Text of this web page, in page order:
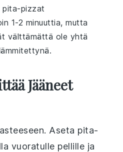
pita-pizzat
1-2 minuuttia, mutta
välttämättä ole yhtä
Jääneet
Aseta pita-
vuoratulle pellille ja